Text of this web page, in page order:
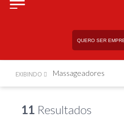
QUERO SER
EXIBINDO Massageadores
11 Resultados